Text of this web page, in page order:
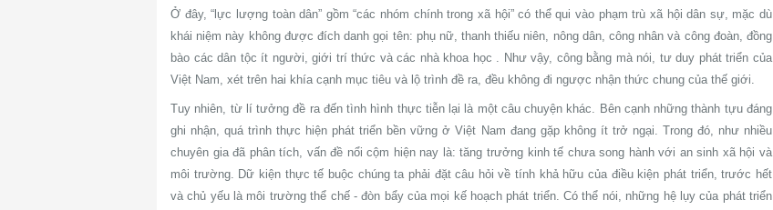
Ở đây, “lực lượng toàn dân” gồm “các nhóm chính trong xã hội” có thể qui vào phạm trù xã hội dân sự, mặc dù
khái niệm này không được đích danh gọi tên: phụ nữ, thanh thiếu niên, nông dân, công nhân và công đoàn, đồng
bào các dân tộc ít người, giới trí thức và các nhà khoa học . Như vậy, công bằng mà nói, tư duy phát triển của
Việt Nam, xét trên hai khía cạnh mục tiêu và lộ trình đề ra, đều không đi ngược nhận thức chung của thế giới.
Tuy nhiên, từ lí tưởng đề ra đến tình hình thực tiễn lại là một câu chuyện khác. Bên cạnh những thành tựu đáng
ghi nhận, quá trình thực hiện phát triển bền vững ở Việt Nam đang gặp không ít trở ngại. Trong đó, như nhiều
chuyên gia đã phân tích, vấn đề nổi cộm hiện nay là: tăng trưởng kinh tế chưa song hành với an sinh xã hội và
môi trường. Dữ kiện thực tế buộc chúng ta phải đặt câu hỏi về tính khả hữu của điều kiện phát triển, trước hết
và chủ yếu là môi trường thể chế - đòn bẩy của mọi kế hoạch phát triển. Có thể nói, những hệ lụy của phát triển